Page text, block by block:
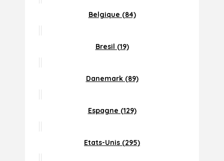
Belgique (84)
Bresil (19)
Danemark (89)
Espagne (129)
Etats-Unis (295)